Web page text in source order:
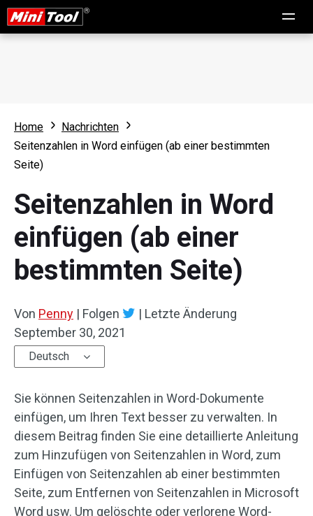
Home
Nachrichten
Seitenzahlen in Word einfügen (ab einer bestimmten
Seite)
Seitenzahlen in Word
einfügen (ab einer
bestimmten Seite)
Von Penny | Folgen | Letzte Änderung
September 30, 2021
Deutsch
Sie können Seitenzahlen in Word-Dokumente
einfügen, um Ihren Text besser zu verwalten. In
diesem Beitrag finden Sie eine detaillierte Anleitung
zum Hinzufügen von Seitenzahlen in Word, zum
Einfügen von Seitenzahlen ab einer bestimmten
Seite, zum Entfernen von Seitenzahlen in Microsoft
Word usw. Um gelöschte oder verlorene Word-